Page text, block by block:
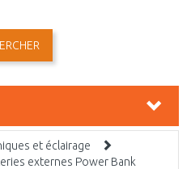
et éclairage
externes Power Bank